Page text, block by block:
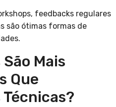
feedbacks regulares
são ótimas formas de
Mais
Que